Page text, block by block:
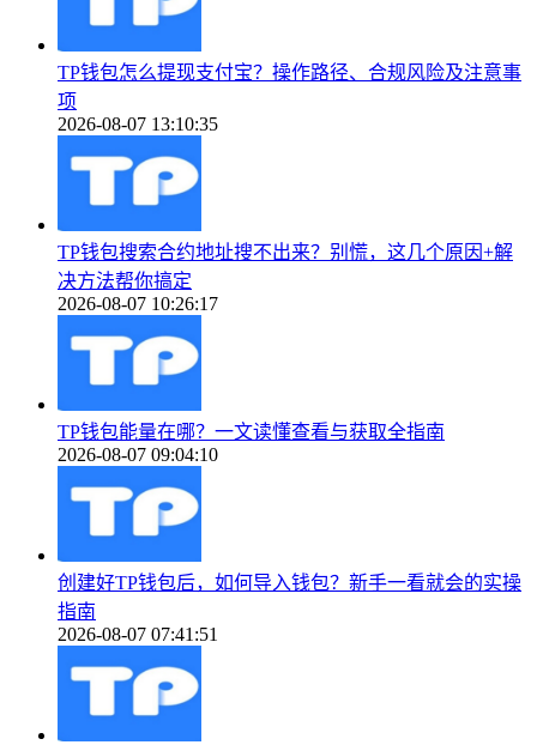
TP钱包怎么提现支付宝？操作路径、合规风险及注意事
项
2026-08-07 13:10:35
TP钱包搜索合约地址搜不出来？别慌，这几个原因+解
决方法帮你搞定
2026-08-07 10:26:17
TP钱包能量在哪？一文读懂查看与获取全指南
2026-08-07 09:04:10
创建好TP钱包后，如何导入钱包？新手一看就会的实操
指南
2026-08-07 07:41:51